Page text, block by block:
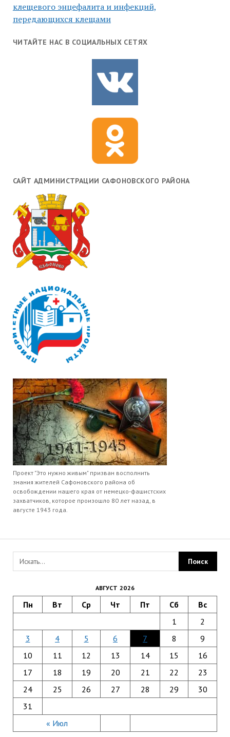
клещевого энцефалита и инфекций,
передающихся клещами
ЧИТАЙТЕ НАС В СОЦИАЛЬНЫХ СЕТЯХ
САЙТ АДМИНИСТРАЦИИ САФОНОВСКОГО РАЙОНА
Проект "Это нужно живым" призван восполнить
знания жителей Сафоновского района об
освобождении нашего края от немецко-фашистских
захватчиков, которое произошло 80 лет назад, в
августе 1943 года.
АВГУСТ 2026
Пн Вт Ср Чт Пт Сб Вс
« Июл
1
2
3
4 5 6 7 8
9
10
11 12 13 14 15
16
17
18 19 20 21 22
23
24
25 26 27 28 29
30
31